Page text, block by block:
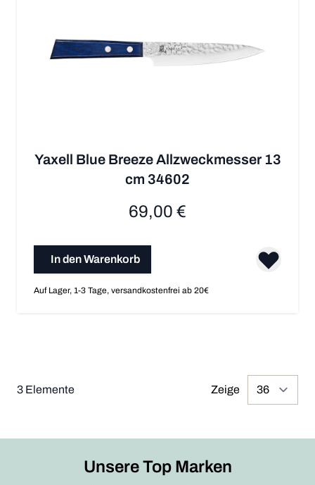
Yaxell Blue Breeze Allzweckmesser 13
cm 34602
69,00 €
In den Warenkorb
Auf Lager, 1-3 Tage, versandkostenfrei ab 20€
3 Elemente Zeige
Unsere Top Marken